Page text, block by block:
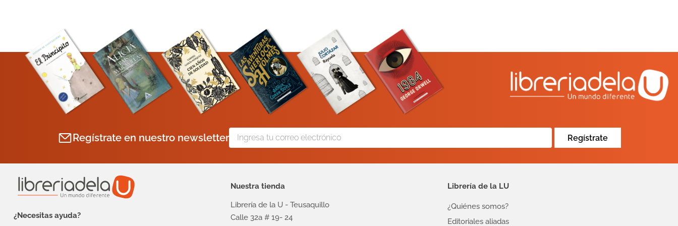
Regístrate en nuestro newsletter Regístrate
¿Necesitas ayuda?
Nuestra tienda
Librería de la U - Teusaquillo
Calle 32a # 19- 24
Librería de la LU
¿Quiénes somos?
Editoriales aliadas